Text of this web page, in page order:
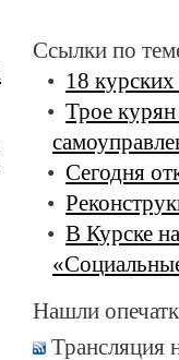
Ссылки по
18
Трое курян
Сегодня
В Курске
Нашли
Трансляция